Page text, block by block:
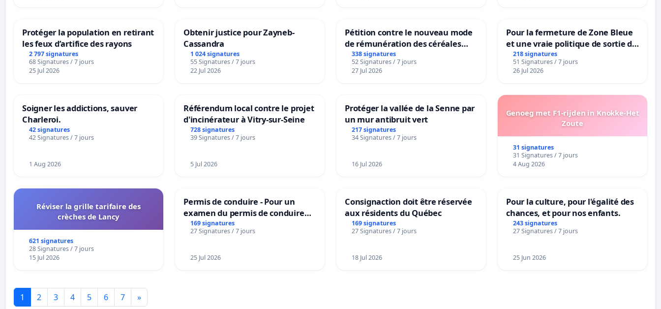
Protéger la population en retirant
les feux d’artifice des rayons
2 797 signatures
68 Signatures / 7 jours
25 Jul 2026
Obtenir justice pour Zayneb-
Cassandra
1 024 signatures
55 Signatures / 7 jours
22 Jul 2026
Pétition contre le nouveau mode
de rémunération des céréales
panifiables de Swiss granum basé
sur la teneur en protéines
338 signatures
52 Signatures / 7 jours
27 Jul 2026
Pour la fermeture de Zone Bleue
et une vraie politique de sortie de
la dépendance
218 signatures
51 Signatures / 7 jours
26 Jul 2026
Soigner les addictions, sauver
Charleroi.
42 signatures
42 Signatures / 7 jours
1 Aug 2026
Référendum local contre le projet
d'incinérateur à Vitry-sur-Seine
728 signatures
39 Signatures / 7 jours
5 Jul 2026
Protéger la vallée de la Senne par
un mur antibruit vert
217 signatures
34 Signatures / 7 jours
16 Jul 2026
Genoeg met F1-rijden in Knokke-Het
Zoute
31 signatures
31 Signatures / 7 jours
4 Aug 2026
Réviser la grille tarifaire des
crèches de Lancy
621 signatures
28 Signatures / 7 jours
15 Jul 2026
Permis de conduire - Pour un
examen du permis de conduire
accessible dans plusieurs langues
à Bruxelles
169 signatures
27 Signatures / 7 jours
25 Jul 2026
Consignaction doit être réservée
aux résidents du Québec
169 signatures
27 Signatures / 7 jours
18 Jul 2026
Pour la culture, pour l'égalité des
chances, et pour nos enfants.
243 signatures
27 Signatures / 7 jours
25 Jun 2026
1 2 3 4 5 6 7 »